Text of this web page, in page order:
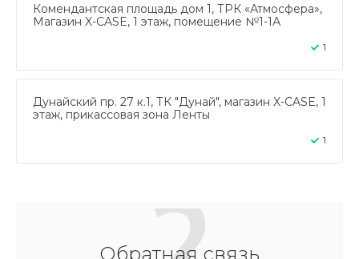
Комендантская площадь дом 1, ТРК «Атмосфера»,
Магазин X-CASE, 1 этаж, помещение №1-1А
1
Дунайский пр. 27 к.1, ТК "Дунай", магазин X-CASE, 1
этаж, прикассовая зона Ленты
1
Обратная связь